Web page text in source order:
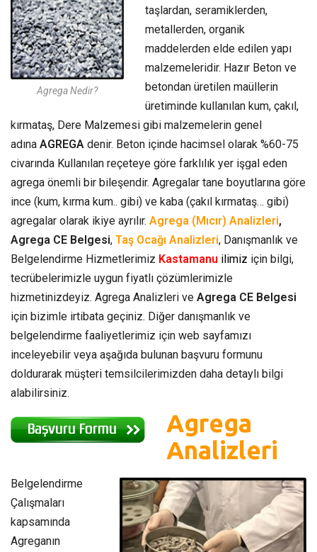
Agrega Nedir?
taşlardan, seramiklerden,
metallerden, organik
maddelerden elde edilen yapı
malzemeleridir. Hazır Beton ve
betondan üretilen maüllerin
üretiminde kullanılan kum, çakıl,
kırmataş, Dere Malzemesi gibi malzemelerin genel
adına AGREGA denir. Beton içinde hacimsel olarak %60-75
civarında Kullanılan reçeteye göre farklılık yer işgal eden
agrega önemli bir bileşendir. Agregalar tane boyutlarına göre
ince (kum, kırma kum.. gibi) ve kaba (çakıl kırmataş… gibi)
agregalar olarak ikiye ayrılır. Agrega (Mıcır) Analizleri,
Agrega CE Belgesi, Taş Ocağı Analizleri, Danışmanlık ve
Belgelendirme Hizmetlerimiz Kastamanu ilimiz için bilgi,
tecrübelerimizle uygun fiyatlı çözümlerimizle
hizmetinizdeyiz. Agrega Analizleri ve Agrega CE Belgesi
için bizimle irtibata geçiniz. Diğer danışmanlık ve
belgelendirme faaliyetlerimiz için web sayfamızı
inceleyebilir veya aşağıda bulunan başvuru formunu
doldurarak müşteri temsilcilerimizden daha detaylı bilgi
alabilirsiniz.
Agrega
Analizleri
Belgelendirme
Çalışmaları
kapsamında
Agreganın